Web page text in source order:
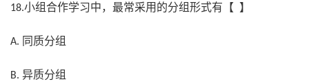
18.小组合作学习中，最常采用的分组形式有【 】
A. 同质分组
B. 异质分组